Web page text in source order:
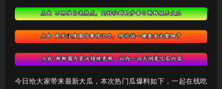
今日给大家带来最新大瓜，本次热门瓜爆料如下，一起在线吃